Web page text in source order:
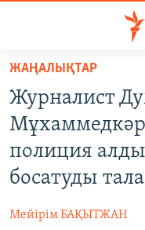
Skip
main
content
to
main
Skip
САЯСАТ
AZATTYQTV
ҚАҢТАР ОҚИҒАСЫ
ӘЛЕУМЕТ
ЖАҢАЛЫҚТАР
Журналист
полиция
босатуды
Мейірім БАҚЫТЖАН